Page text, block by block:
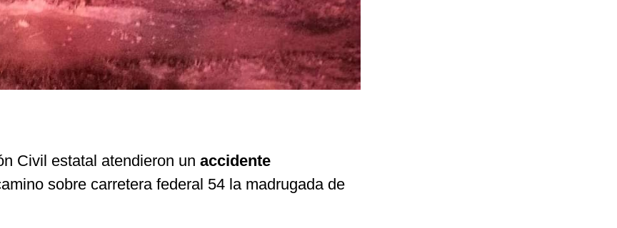
Civil estatal atendieron un accidente
sobre carretera federal 54 la madrugada de